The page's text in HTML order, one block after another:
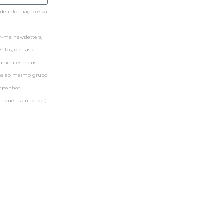
informação e da
me newsletters,
ofertas e
os meus
ao mesmo grupo
entidades)